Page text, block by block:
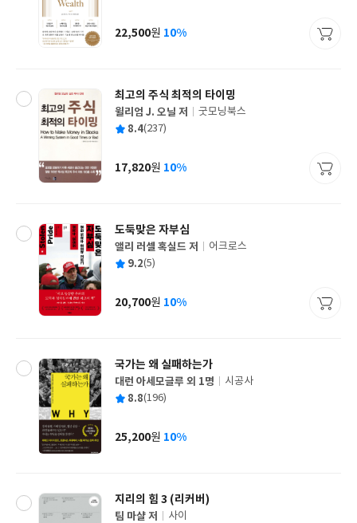
사
가
22,500원 10%
최고의 주식 최적의 타이밍
글
쓴
윌리엄 J. 오닐 저
출
사
굿모닝북스
평 8.4(237)
가
17,820원 10%
도둑맞은 자부심
글
쓴
앨리 러셀 혹실드 저
출
사
어크로스
평 9.2(5)
가
20,700원 10%
국가는 왜 실패하는가
글
쓴
대런 아세모글루 외 1명
출
사
시공사
평 8.8(196)
가
25,200원 10%
지리의 힘 3 (리커버)
팀 마샬 저
사이